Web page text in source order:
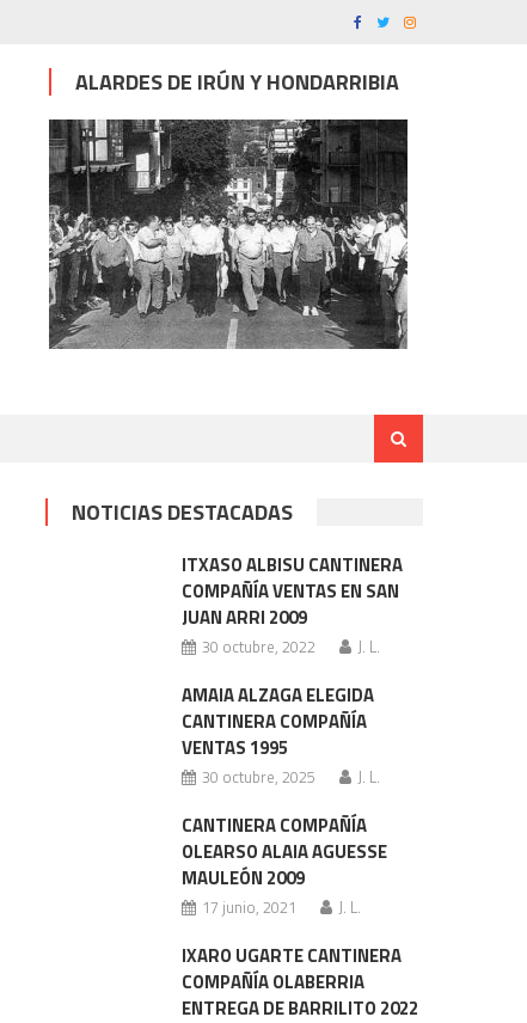
ALARDES DE IRÚN Y HONDARRIBIA
NOTICIAS DESTACADAS
ITXASO ALBISU CANTINERA
COMPAÑÍA VENTAS EN SAN
JUAN ARRI 2009
30 octubre, 2022 J. L.
AMAIA ALZAGA ELEGIDA
CANTINERA COMPAÑÍA
VENTAS 1995
30 octubre, 2025 J. L.
CANTINERA COMPAÑÍA
OLEARSO ALAIA AGUESSE
MAULEÓN 2009
17 junio, 2021 J. L.
IXARO UGARTE CANTINERA
COMPAÑÍA OLABERRIA
ENTREGA DE BARRILITO 2022